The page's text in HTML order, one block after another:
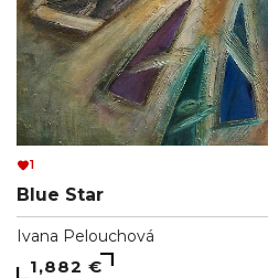
1
Blue Star
Ivana Pelouchová
1,882 €